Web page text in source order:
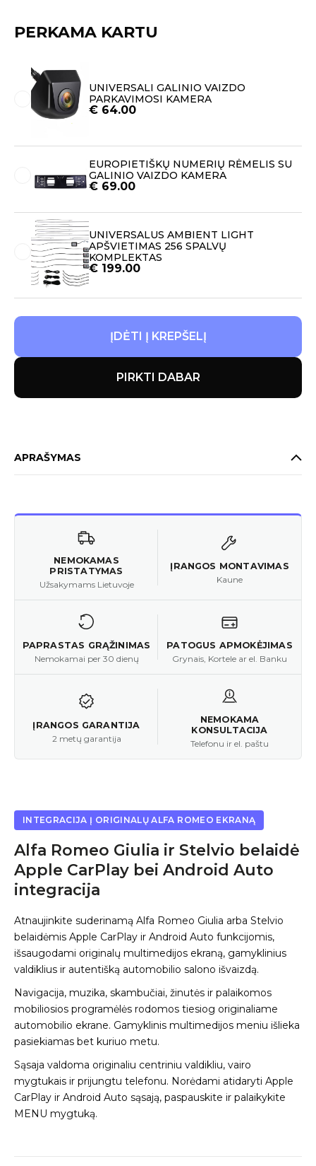
PERKAMA KARTU
UNIVERSALI GALINIO VAIZDO
PARKAVIMOSI KAMERA
€ 64.00
EUROPIETIŠKŲ NUMERIŲ RĖMELIS SU
GALINIO VAIZDO KAMERA
€ 69.00
UNIVERSALUS AMBIENT LIGHT
APŠVIETIMAS 256 SPALVŲ
KOMPLEKTAS
€ 199.00
ĮDĖTI Į KREPŠELĮ
PIRKTI DABAR
APRAŠYMAS
NEMOKAMAS
PRISTATYMAS
Užsakymams Lietuvoje
ĮRANGOS MONTAVIMAS
Kaune
PAPRASTAS GRĄŽINIMAS
Nemokamai per 30 dienų
PATOGUS APMOKĖJIMAS
Grynais, Kortele ar el. Banku
ĮRANGOS GARANTIJA
2 metų garantija
NEMOKAMA
KONSULTACIJA
Telefonu ir el. paštu
INTEGRACIJA Į ORIGINALŲ ALFA ROMEO EKRANĄ
Alfa Romeo Giulia ir Stelvio belaidė
Apple CarPlay bei Android Auto
integracija
Atnaujinkite suderinamą Alfa Romeo Giulia arba Stelvio
belaidėmis Apple CarPlay ir Android Auto funkcijomis,
išsaugodami originalų multimedijos ekraną, gamyklinius
valdiklius ir autentišką automobilio salono išvaizdą.
Navigacija, muzika, skambučiai, žinutės ir palaikomos
mobiliosios programėlės rodomos tiesiog originaliame
automobilio ekrane. Gamyklinis multimedijos meniu išlieka
pasiekiamas bet kuriuo metu.
Sąsaja valdoma originaliu centriniu valdikliu, vairo
mygtukais ir prijungtu telefonu. Norėdami atidaryti Apple
CarPlay ir Android Auto sąsają, paspauskite ir palaikykite
MENU mygtuką.